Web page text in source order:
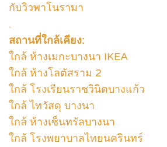
กับวิวพาโนรามา
.
สถานที่ใกล้เคียง:
ใกล้ ห้างเมกะบางนา IKEA
ใกล้ ห้างโลตัสราม 2
ใกล้ โรงเรียนราชวินิตบางแก้ว
ใกล้ ไทวัสดุ บางนา
ใกล้ ห้างเซ็นทรัลบางนา
ใกล้ โรงพยาบาลไทยนครินทร์